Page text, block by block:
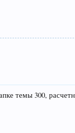
темы 300,